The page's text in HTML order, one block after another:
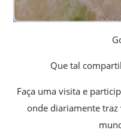
Que tal
Faça uma visita e
onde diariamente traz